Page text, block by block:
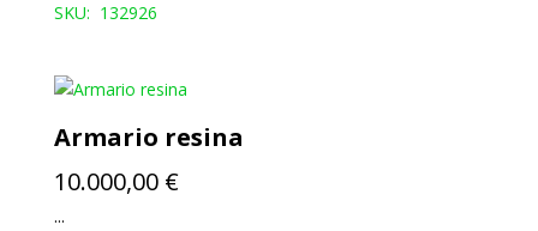
SKU: 132926
Armario resina
10.000,00 €
...